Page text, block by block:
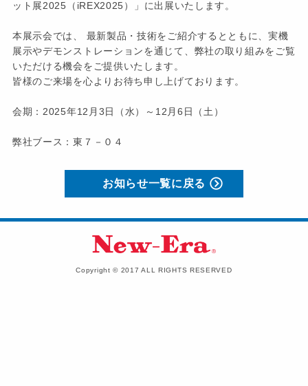
ット展2025（iREX2025）」に出展いたします。
本展示会では、 最新製品・技術をご紹介するとともに、実機
展示やデモンストレーションを通じて、弊社の取り組みをご覧
いただける機会をご提供いたします。
皆様のご来場を心よりお待ち申し上げております。
会期：2025年12月3日（水）～12月6日（土）
弊社ブース：東７－０４
お知らせ一覧に戻る
Copyright © 2017 ALL RIGHTS RESERVED